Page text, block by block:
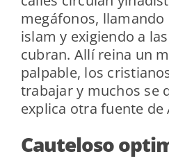
megáfonos, llamando
islam y exigiendo a
cubran. Allí reina un
palpable, los
trabajar y muchos se
explica otra fuente de
Cauteloso